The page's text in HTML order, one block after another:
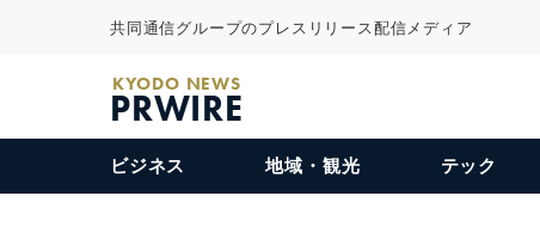
共同通信グループのプレスリリース配信メディア
KYODO NEWS
PRWIRE
ビジネス 地域・観光 テック